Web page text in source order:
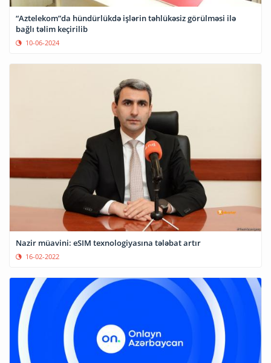
“Aztelekom”da hündürlükdə işlərin təhlükəsiz görülməsi ilə
10-06-2024
Nazir müavini: eSIM texnologiyasına tələbat artır
16-02-2022